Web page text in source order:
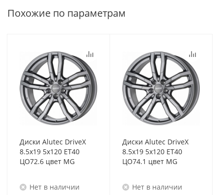
Похожие по параметрам
Диски Alutec DriveX
8.5x19 5x120 ET40
ЦО72.6 цвет MG
Нет в наличии
Диски Alutec DriveX
8.5x19 5x120 ET40
ЦО74.1 цвет MG
Нет в наличии